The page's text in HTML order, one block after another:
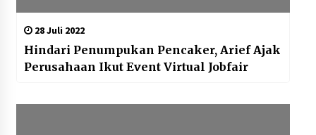
28 Juli 2022
Hindari Penumpukan Pencaker, Arief Ajak
Perusahaan Ikut Event Virtual Jobfair